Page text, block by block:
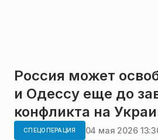
Россия может
и Одессу еще до
конфликта на
СПЕЦОПЕРАЦИЯ 04 мая 2026